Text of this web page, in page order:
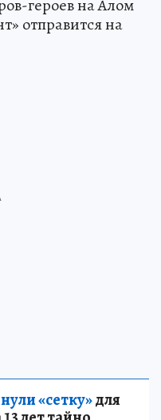
героев на Алом
отправится на
«сетку»для